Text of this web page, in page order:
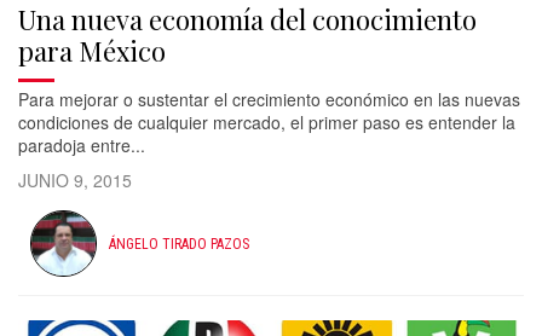
Una nueva economía del conocimiento
para México
Para mejorar o sustentar el crecimiento económico en las nuevas
condiciones de cualquier mercado, el primer paso es entender la
paradoja entre...
JUNIO 9, 2015
ÁNGELO TIRADO PAZOS